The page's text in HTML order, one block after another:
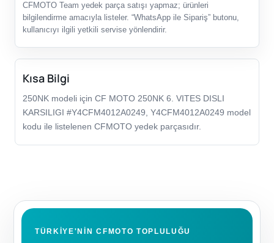
CFMOTO Team yedek parça satışı yapmaz; ürünleri
bilgilendirme amacıyla listeler. “WhatsApp ile Sipariş” butonu,
kullanıcıyı ilgili yetkili servise yönlendirir.
Kısa Bilgi
250NK modeli için CF MOTO 250NK 6. VITES DISLI
KARSILIGI #Y4CFM4012A0249, Y4CFM4012A0249 model
kodu ile listelenen CFMOTO yedek parçasıdır.
TÜRKIYE'NIN CFMOTO TOPLULUĞU